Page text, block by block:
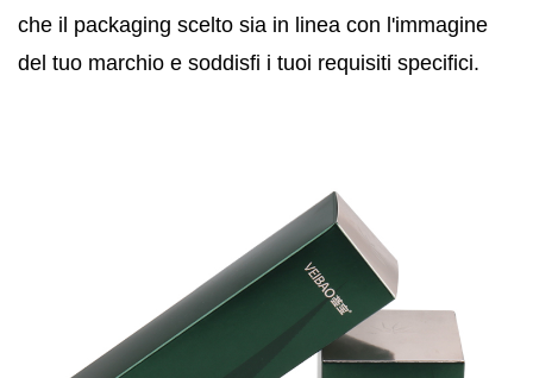
che il packaging scelto sia in linea con l'immagine
del tuo marchio e soddisfi i tuoi requisiti specifici.